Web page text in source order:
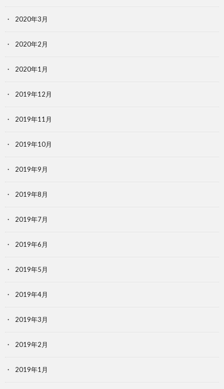
2020年3月
2020年2月
2020年1月
2019年12月
2019年11月
2019年10月
2019年9月
2019年8月
2019年7月
2019年6月
2019年5月
2019年4月
2019年3月
2019年2月
2019年1月